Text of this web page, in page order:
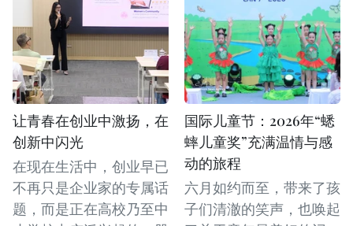
让青春在创业中激扬，在
创新中闪光
在现在生活中，创业早已
不再只是企业家的专属话
题，而是正在高校乃至中
国际儿童节：2026年“蟋
蟀儿童奖”充满温情与感
动的旅程
六月如约而至，带来了孩
子们清澈的笑声，也唤起